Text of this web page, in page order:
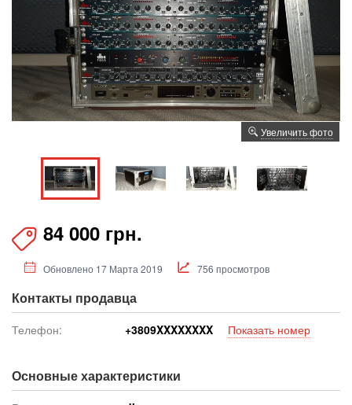
Увеличить фото
84 000 грн.
Обновлено 17 Марта 2019 756 просмотров
Контакты продавца
Телефон: +3809XXXXXXXX Показать номер
Основные характеристики